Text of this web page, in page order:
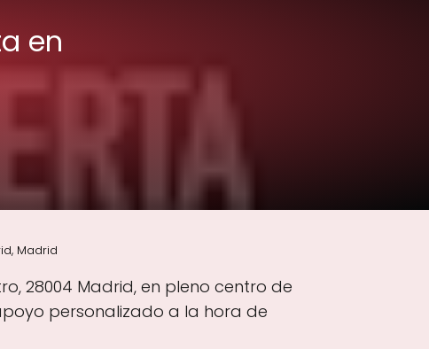
en
Madrid
28004 Madrid, en pleno centro de
personalizado a la hora de